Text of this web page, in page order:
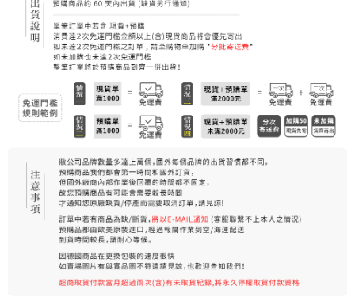
每筆NT$80，滿NT$999(含以上)免運費
7-11取貨付款
每筆NT$80，滿NT$999(含以上)免運費
7-11純取貨 (先付款
每筆NT$80，滿NT$999(含以上)免運費
每筆NT$100，滿NT$999(含以上)免運費
離島宅配（澎湖、金門、馬祖、小琉球）
每筆NT$250，滿NT$3,000(含以上)免運費
付款後門市自取